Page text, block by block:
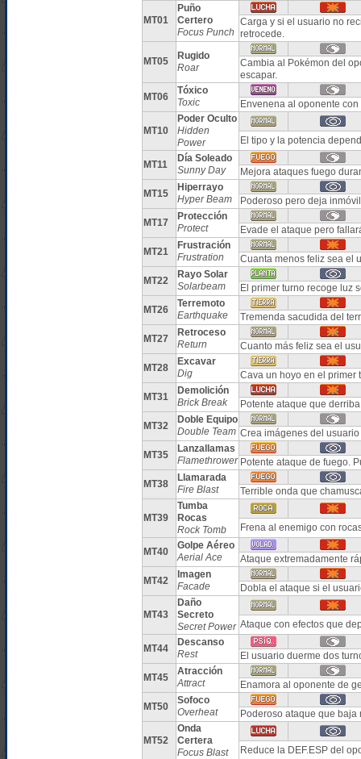
MT01
Puño
Certero
Focus Punch
Carga y si el usuario no
retrocede.
MT05
Rugido
Roar
Cambia al Pokémon del
escapar.
MT06
Tóxico
Toxic
Envenena al oponente
MT10
Poder Oculto
Hidden
Power
El tipo y la potencia
MT11
Día Soleado
Sunny Day
Mejora ataques fuego
MT15
Hiperrayo
Hyper Beam
Poderoso pero deja
MT17
Protección
Protect
Evade el ataque pero
MT21
Frustración
Frustration
Cuanta menos feliz sea el
MT22
Rayo Solar
Solarbeam
El primer turno recoge luz
MT26
Terremoto
Earthquake
Tremenda sacudida del
MT27
Retroceso
Return
Cuanto más feliz sea el
MT28
Excavar
Dig
Cava un hoyo en el primer
MT31
Demolición
Brick Break
Potente ataque que
MT32
Doble Equipo
Double Team Crea imágenes del
MT35
Lanzallamas
Flamethrower Potente ataque de fuego.
MT38
Llamarada
Fire Blast
Terrible onda que
MT39
Tumba
Rocas
Rock Tomb
Frena al enemigo con
MT40
Golpe Aéreo
Aerial Ace
Ataque extremadamente
MT42
Imagen
Facade
Dobla el ataque si el
MT43
Daño
Secreto
Secret Power Ataque con efectos que
MT44
Descanso
Rest
El usuario duerme dos
MT45
Atracción
Attract
Enamora al oponente de
MT50
Sofoco
Overheat
Poderoso ataque que baja
MT52
Onda
Certera
Focus Blast
Reduce la DEF.ESP del